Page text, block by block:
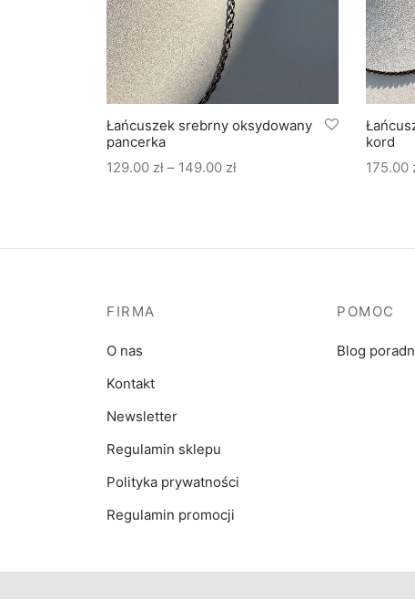
Łańcuszek srebrny oksydowany
pancerka
129.00 zł – 149.00 złZakres
kord
175.00
POMOC
Blog
FIRMA
O nas
Kontakt
Newsletter
Regulamin sklepu
Polityka prywatności
Regulamin promocji